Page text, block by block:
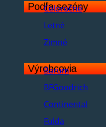
Podľa sezóny
Celoročné
Letné
Zimné
Výrobcovia
Barum
BFGoodrich
Continental
Fulda